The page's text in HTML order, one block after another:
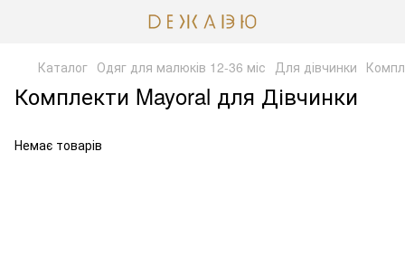
Каталог Одяг для малюків 12-36 міс Для дівчинки
Комплекти Mayoral для Дівчинки
Немає товарів